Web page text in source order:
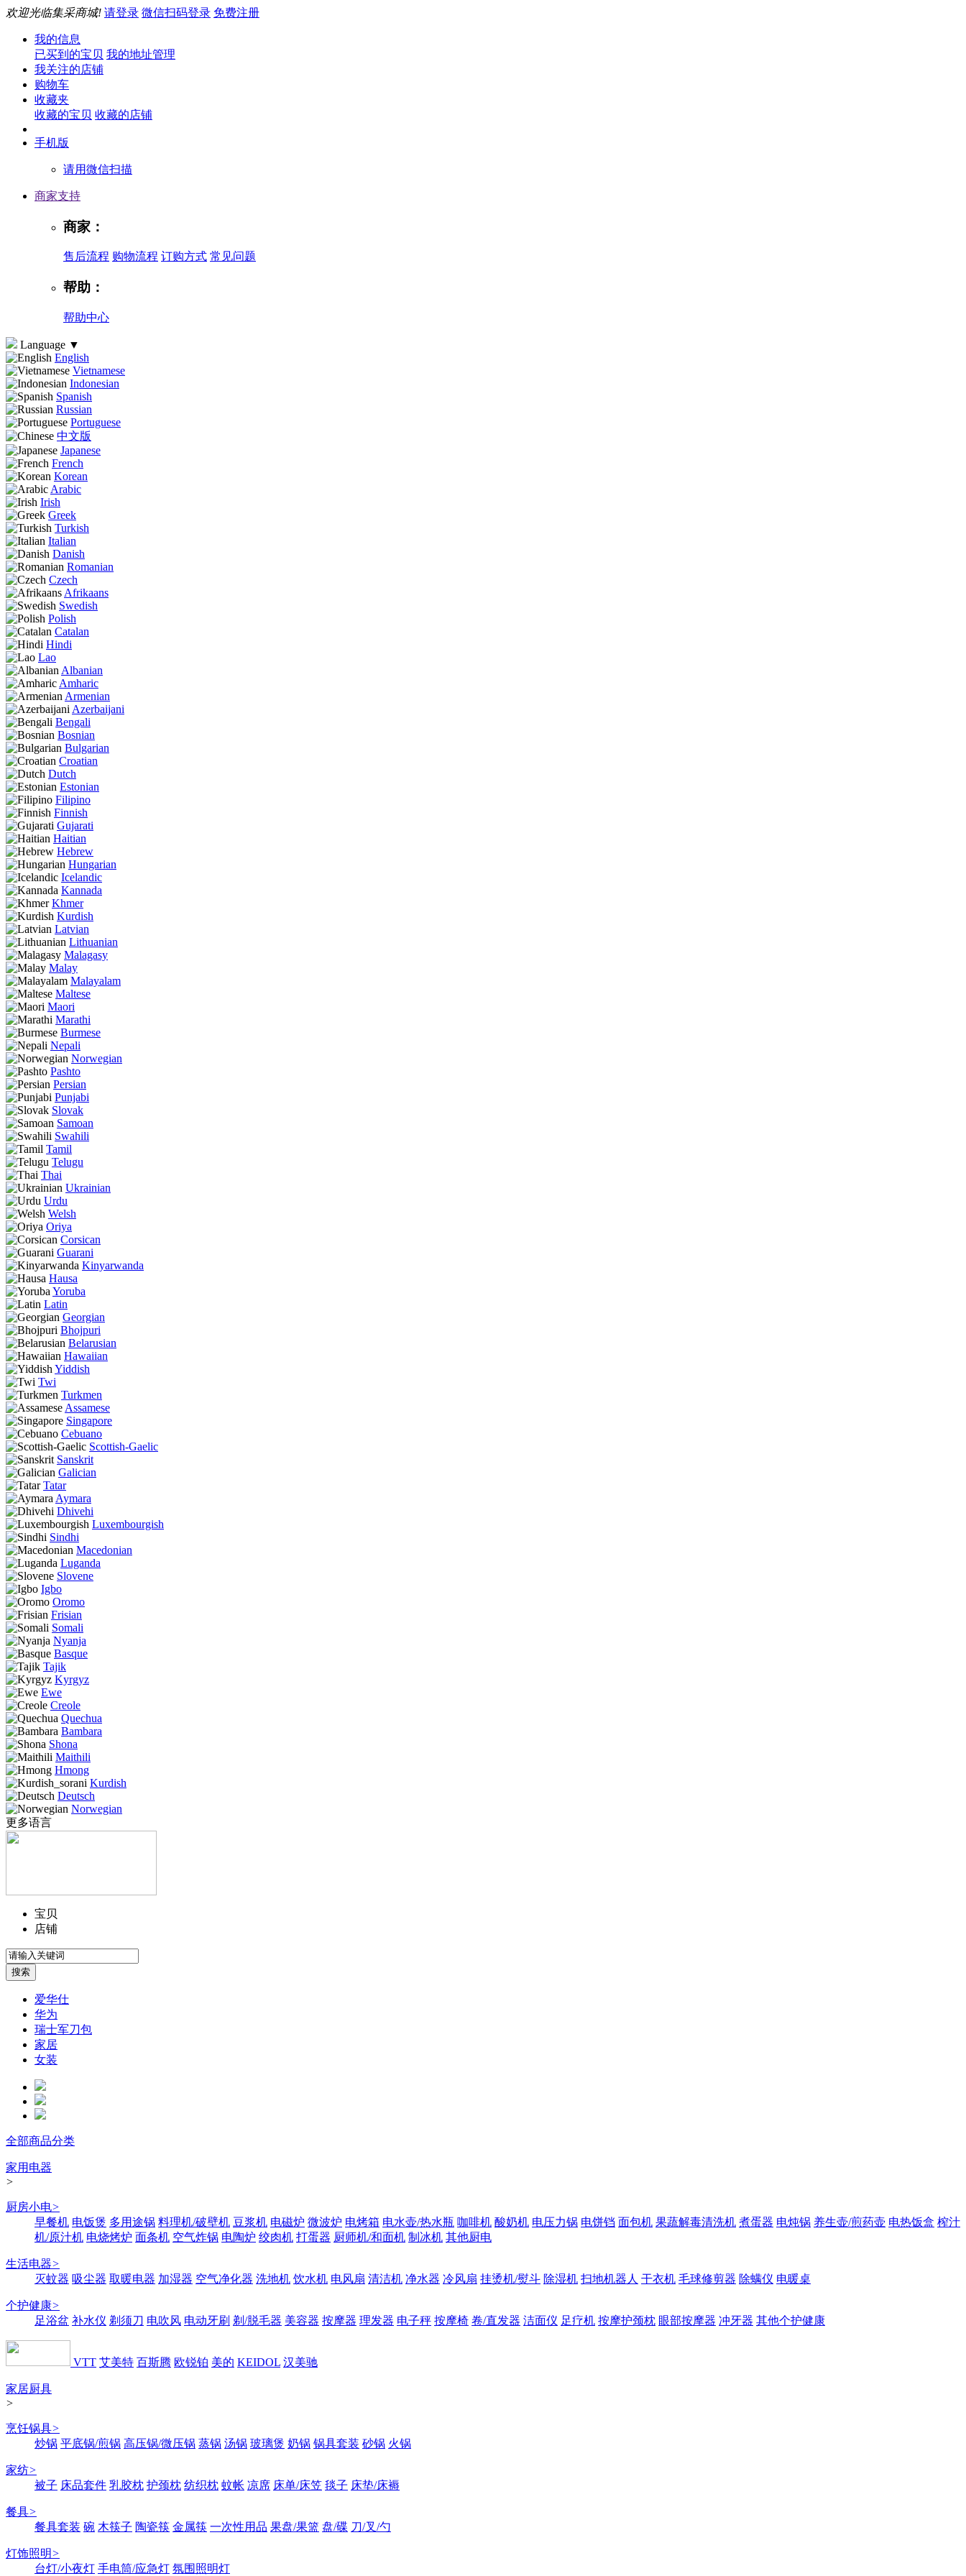
欢迎光临集采商城! 请登录 微信扫码登录 免费注册
我的信息
已买到的宝贝 我的地址管理
我关注的店铺
购物车
收藏夹
收藏的宝贝 收藏的店铺
手机版
请用微信扫描
商家支持
商家：
售后流程 购物流程 订购方式 常见问题
帮助：
帮助中心
Language ▼
English
Vietnamese
Indonesian
Spanish
Russian
Portuguese
中文版
Japanese
French
Korean
Arabic
Irish
Greek
Turkish
Italian
Danish
Romanian
Czech
Afrikaans
Swedish
Polish
Catalan
Hindi
Lao
Albanian
Amharic
Armenian
Azerbaijani
Bengali
Bosnian
Bulgarian
Croatian
Dutch
Estonian
Filipino
Finnish
Gujarati
Haitian
Hebrew
Hungarian
Icelandic
Kannada
Khmer
Kurdish
Latvian
Lithuanian
Malagasy
Malay
Malayalam
Maltese
Maori
Marathi
Burmese
Nepali
Norwegian
Pashto
Persian
Punjabi
Slovak
Samoan
Swahili
Tamil
Telugu
Thai
Ukrainian
Urdu
Welsh
Oriya
Corsican
Guarani
Kinyarwanda
Hausa
Yoruba
Latin
Georgian
Bhojpuri
Belarusian
Hawaiian
Yiddish
Twi
Turkmen
Assamese
Singapore
Cebuano
Scottish-Gaelic
Sanskrit
Galician
Tatar
Aymara
Dhivehi
Luxembourgish
Sindhi
Macedonian
Luganda
Slovene
Igbo
Oromo
Frisian
Somali
Nyanja
Basque
Tajik
Kyrgyz
Ewe
Creole
Quechua
Bambara
Shona
Maithili
Hmong
Kurdish
Deutsch
Norwegian
更多语言
宝贝
店铺
爱华仕
华为
瑞士军刀包
家居
女装
全部商品分类
家用电器
>
厨房小电>
早餐机 电饭煲 多用途锅 料理机/破壁机 豆浆机 电磁炉 微波炉 电烤箱 电水壶/热水瓶 咖啡机 酸奶机 电压力锅 电饼铛 面包机 果蔬解毒清洗机 煮蛋器 电炖锅 养生壶/煎药壶 电热饭盒 榨汁
机/原汁机 电烧烤炉 面条机 空气炸锅 电陶炉 绞肉机 打蛋器 厨师机/和面机 制冰机 其他厨电
生活电器>
灭蚊器 吸尘器 取暖电器 加湿器 空气净化器 洗地机 饮水机 电风扇 清洁机 净水器 冷风扇 挂烫机/熨斗 除湿机 扫地机器人 干衣机 毛球修剪器 除螨仪 电暖桌
个护健康>
足浴盆 补水仪 剃须刀 电吹风 电动牙刷 剃/脱毛器 美容器 按摩器 理发器 电子秤 按摩椅 卷/直发器 洁面仪 足疗机 按摩护颈枕 眼部按摩器 冲牙器 其他个护健康
VTT 艾美特 百斯腾 欧锐铂 美的 KEIDOL 汉美驰
家居厨具
>
烹饪锅具>
炒锅 平底锅/煎锅 高压锅/微压锅 蒸锅 汤锅 玻璃煲 奶锅 锅具套装 砂锅 火锅
家纺>
被子 床品套件 乳胶枕 护颈枕 纺织枕 蚊帐 凉席 床单/床笠 毯子 床垫/床褥
餐具>
餐具套装 碗 木筷子 陶瓷筷 金属筷 一次性用品 果盘/果篮 盘/碟 刀/叉/勺
灯饰照明>
台灯/小夜灯 手电筒/应急灯 氛围照明灯